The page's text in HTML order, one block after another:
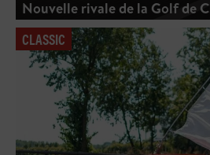
Nouvelle rivale de la Golf de
CLASSIC